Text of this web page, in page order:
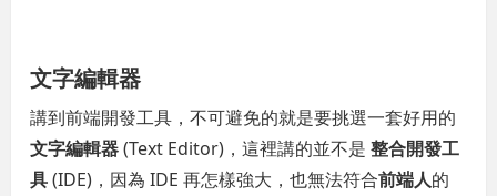
文字編輯器
講到前端開發工具，不可避免的就是要挑選一套好用的
文字編輯器(Text Editor)，這裡講的並不是整合開發工
具(IDE)，因為 IDE 再怎樣強大，也無法符合前端人的